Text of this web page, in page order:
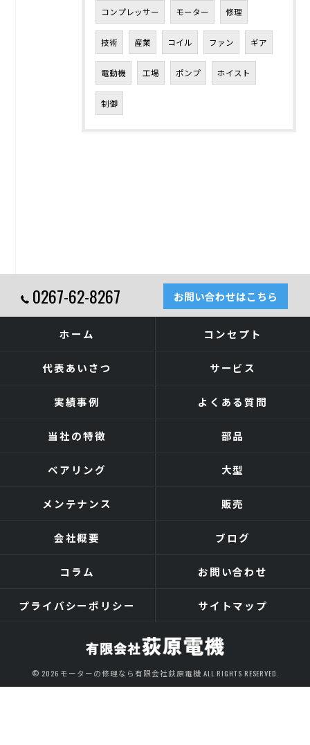
コンプレッサー モーター 修理
技術 産業 コイル ファン ギア
電動機 工場 ポンプ ホイスト
制御
0267-62-8267 お問い合わせはこちら
ホーム コンセプト
代表あいさつ サービス
実績事例 よくある質問
当社の特徴 部品
ベアリング 大型
メンテナンス 販売
会社概要 ブログ
コラム お問い合わせ
プライバシーポリシー サイトマップ
© 2026 モーターの修理なら有限会社荻原電機 ALL RIGHTS RESERVED.